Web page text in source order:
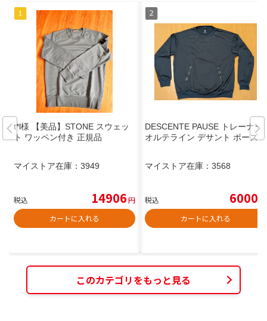
t*l様 【美品】STONE スウェッ
ト ワッペン付き 正規品
マイストア在庫： 3949
税込 14906円
カートに入れる
DESCENTE PAUSE トレーナー
オルテライン デサント ポーズ
マイストア在庫： 3568
税込 6000
カートに入れる
このカテゴリをもっと見る